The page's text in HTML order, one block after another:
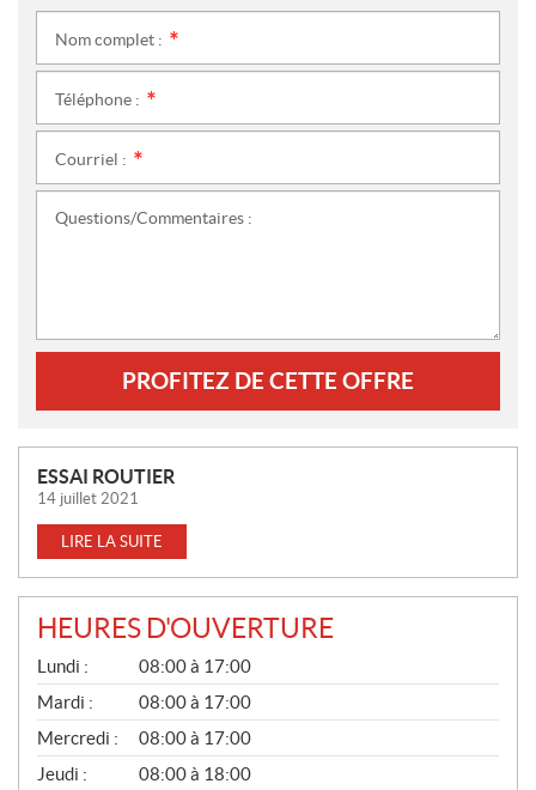
Nom complet :
Téléphone :
Courriel :
Questions/Commentaires :
PROFITEZ DE CETTE OFFRE
N
O
U
V
E
L
L
E
S
ESSAI ROUTIER
14 juillet 2021
LIRE LA SUITE
HEURES D'OUVERTURE
G
É
N
É
R
A
L
Lundi :
08:00 à 17:00
Mardi :
08:00 à 17:00
Mercredi :
08:00 à 17:00
Jeudi :
08:00 à 18:00